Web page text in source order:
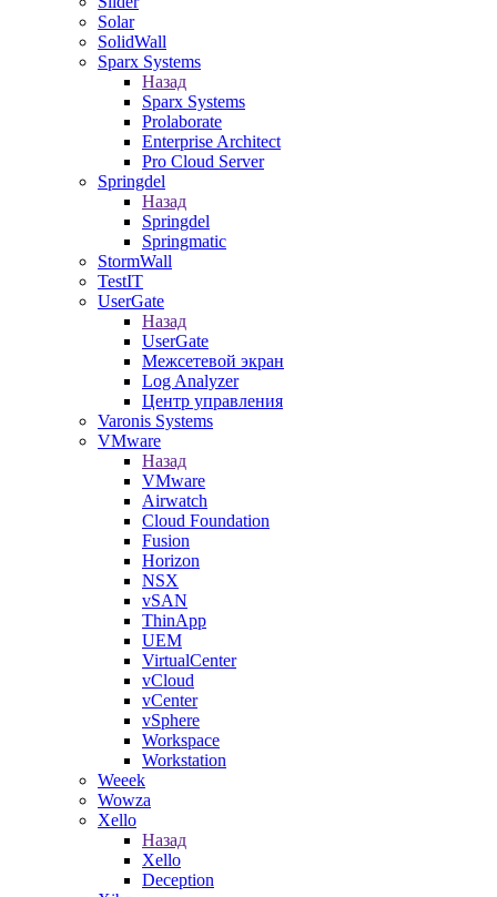
Solar
SolidWall
Sparx Systems
Назад
Sparx Systems
Prolaborate
Enterprise Architect
Pro Cloud Server
Springdel
Назад
Springdel
Springmatic
StormWall
TestIT
UserGate
Назад
UserGate
Межсетевой экран
Log Analyzer
Центр управления
Varonis Systems
VMware
Назад
VMware
Airwatch
Cloud Foundation
Fusion
Horizon
NSX
vSAN
ThinApp
UEM
VirtualCenter
vCloud
vCenter
vSphere
Workspace
Workstation
Weeek
Wowza
Xello
Назад
Xello
Deception